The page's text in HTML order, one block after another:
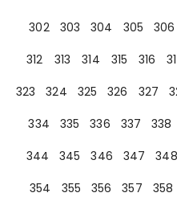
302
303 304 305 306
312
313 314 315 316
323
324 325 326 327
334
335 336 337 338
344
345 346 347 348
354
355 356 357 358